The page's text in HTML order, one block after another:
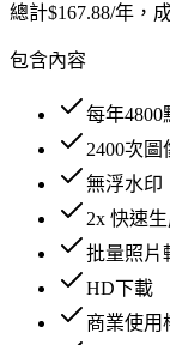
總計$167.88/年，
包含內容
每年4800
2400次圖
無浮水印
2x 快速
批量照片
HD下載
商業使用